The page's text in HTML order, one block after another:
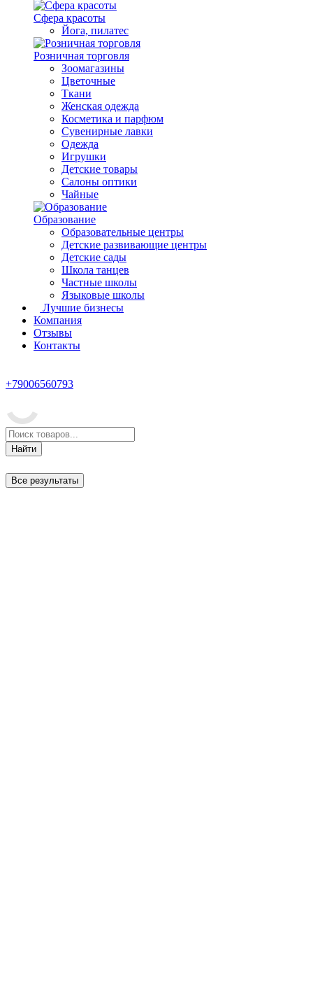
Сфера красоты
Йога, пилатес
Розничная торговля
Зоомагазины
Цветочные
Ткани
Женская одежда
Косметика и парфюм
Сувенирные лавки
Одежда
Игрушки
Детские товары
Салоны оптики
Чайные
Образование
Образовательные центры
Детские развивающие центры
Детские сады
Школа танцев
Частные школы
Языковые школы
Лучшие бизнесы
Компания
Отзывы
Контакты
+79006560793
Найти
Все результаты